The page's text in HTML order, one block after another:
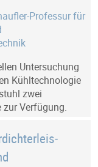
Professur für
Untersuchung
Kühltechnologie
zwei
zur Verfügung.